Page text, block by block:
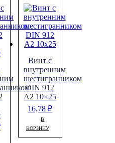
Винт с
внутренним
шестигранником
DIN 912
A2 10×25
16,78₽
В
КОРЗИНУ